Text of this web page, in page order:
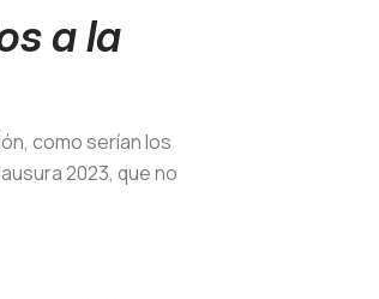
a la
como serían los
2023, que no